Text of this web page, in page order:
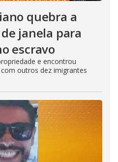
quebra a
janela para
escravo
e encontrou
outros dez imigrantes